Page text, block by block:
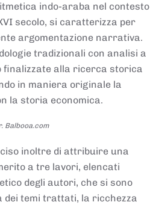
indo-araba nel contesto
secolo, si caratterizza per
argomentazione narrativa.
tradizionali con analisi a
alla ricerca storica
in maniera originale la
la storia economica.
Balbooa.com
inoltre di attribuire una
a tre lavori, elencati
degli autori, che si sono
temi trattati, la ricchezza